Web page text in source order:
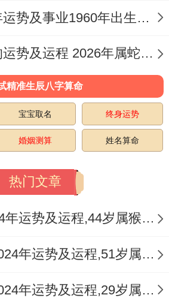
属鼠男的2026年运势及事业1960年出生的命运 属鼠男的2026婚姻
2026年属蛇女的运势及运程 2026年属蛇女全年运势及运程
精准生辰八字算命
宝宝取名 终身运势
婚姻测算 姓名算命
热门文章
1980属猴女2024年运势及运程,44岁属猴人2024全年每月运势女性如何
1973年属牛女2024年运势及运程,51岁属牛人2024全年每月运势女性如何
1995年属猪女2024年运势及运程,29岁属猪人2024全年每月运势女性如何